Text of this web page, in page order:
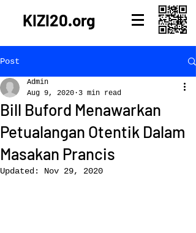
KIZI20.org
Post
Bill Buford Menawarkan
Petualangan Otentik Dalam
Masakan Prancis
Admin
Aug 9, 2020 3 min read
Updated: Nov 29, 2020